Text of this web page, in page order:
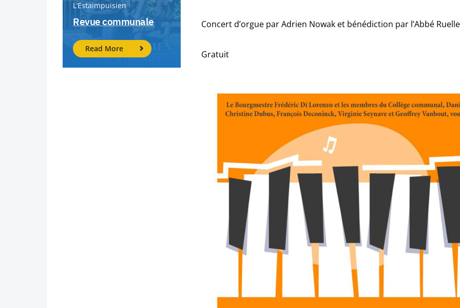
L’Estaimpuisien
Revue communale
Read More
Concert d’orgue par Adrien Nowak et bénédiction par l’Abbé
Gratuit